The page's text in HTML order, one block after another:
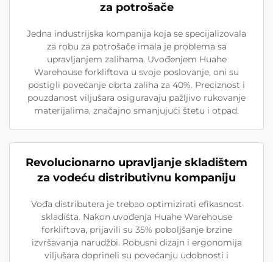
za potrošače
Jedna industrijska kompanija koja se specijalizovala
za robu za potrošače imala je problema sa
upravljanjem zalihama. Uvođenjem Huahe
Warehouse forkliftova u svoje poslovanje, oni su
postigli povećanje obrta zaliha za 40%. Preciznost i
pouzdanost viljušara osiguravaju pažljivo rukovanje
materijalima, značajno smanjujući štetu i otpad.
Revolucionarno upravljanje skladištem
za vodeću distributivnu kompaniju
Vođa distributera je trebao optimizirati efikasnost
skladišta. Nakon uvođenja Huahe Warehouse
forkliftova, prijavili su 35% poboljšanje brzine
izvršavanja narudžbi. Robusni dizajn i ergonomija
viljušara doprineli su povećanju udobnosti i